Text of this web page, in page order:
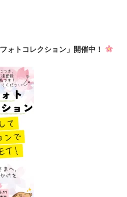
ォトコレクション」開催中！